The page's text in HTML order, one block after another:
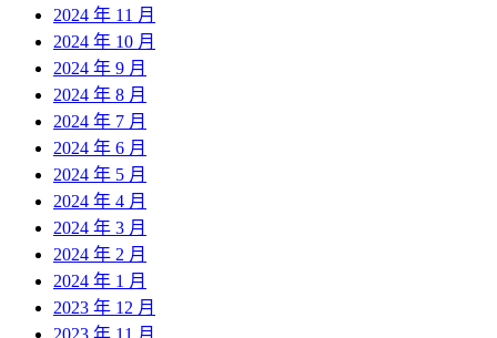
2024 年 11 月
2024 年 10 月
2024 年 9 月
2024 年 8 月
2024 年 7 月
2024 年 6 月
2024 年 5 月
2024 年 4 月
2024 年 3 月
2024 年 2 月
2024 年 1 月
2023 年 12 月